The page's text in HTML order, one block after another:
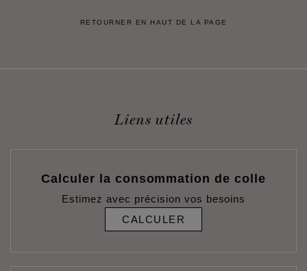
RETOURNER EN HAUT DE LA PAGE
Liens utiles
Calculer la consommation de colle
Estimez avec précision vos besoins
CALCULER